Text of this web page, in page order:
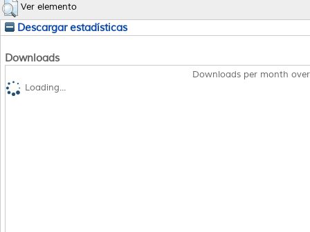
Ver elemento
Descargar estadísticas
Downloads
Downloads per month
Loading...